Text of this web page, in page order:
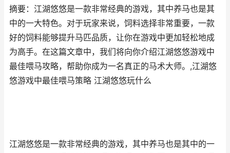
摘要：江湖悠悠是一款非常经典的游戏，其中养马也是其
中的一大特色。对于玩家来说，饲料选择非常重要，一款
好的饲料能够提升马匹品质，让你在游戏中更加轻松地成
为高手。在这篇文章中，我们将向你介绍江湖悠悠游戏中
最佳喂马攻略，帮助你成为一名真正的马术大师。,江湖悠
悠游戏中最佳喂马策略 江湖悠悠玩什么
江湖悠悠是一款非常经典的游戏，其中养马也是其中的一